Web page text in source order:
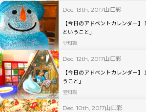
Dec. 13th, 2017山口彩
【今日のアドベントカレンダー】
ということ」
豆知識
Dec. 12th, 2017山口彩
【今日のアドベントカレンダー
うこと」
豆知識
Dec. 10th, 2017山口彩